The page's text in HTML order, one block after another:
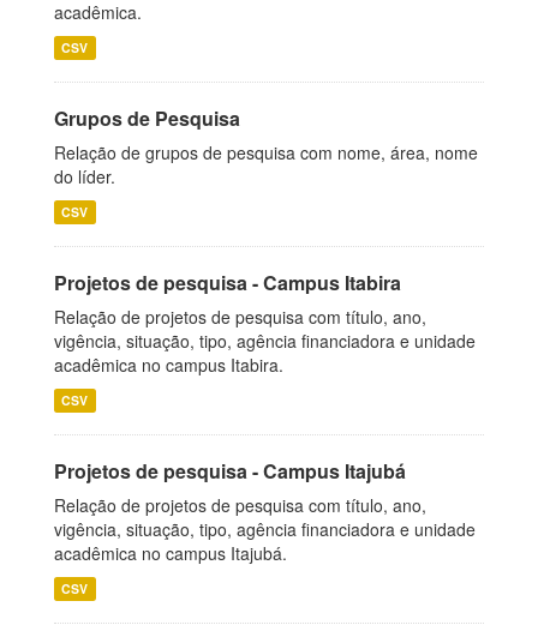
acadêmica.
CSV
Grupos de Pesquisa
Relação de grupos de pesquisa com nome, área, nome
do líder.
CSV
Projetos de pesquisa - Campus Itabira
Relação de projetos de pesquisa com título, ano,
vigência, situação, tipo, agência financiadora e unidade
acadêmica no campus Itabira.
CSV
Projetos de pesquisa - Campus Itajubá
Relação de projetos de pesquisa com título, ano,
vigência, situação, tipo, agência financiadora e unidade
acadêmica no campus Itajubá.
CSV